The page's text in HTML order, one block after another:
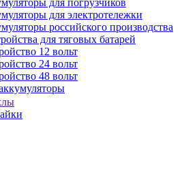
для погрузчиков
для электротележки
российского производства
для тяговых батарей
12 вольт
24 вольт
48 вольт